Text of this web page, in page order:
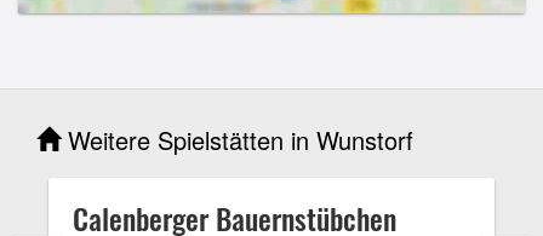
Weitere Spielstätten in Wunstorf
Calenberger Bauernstübchen